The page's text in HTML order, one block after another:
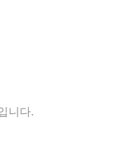
니다.